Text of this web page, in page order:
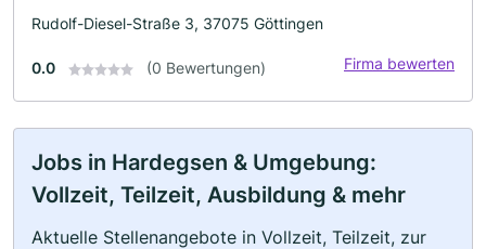
Rudolf-Diesel-Straße 3, 37075 Göttingen
0.0 (0 Bewertungen) Firma bewerten
Jobs in Hardegsen & Umgebung:
Vollzeit, Teilzeit, Ausbildung & mehr
Aktuelle Stellenangebote in Vollzeit, Teilzeit, zur